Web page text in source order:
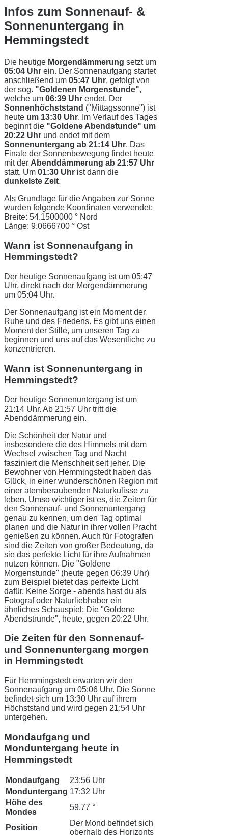
Infos zum Sonnenauf- &
Sonnenuntergang in
Hemmingstedt
Die heutige Morgendämmerung setzt um
05:04 Uhr ein. Der Sonnenaufgang startet
anschließend um 05:47 Uhr, gefolgt von
der sog. "Goldenen Morgenstunde",
welche um 06:39 Uhr endet. Der
Sonnenhöchststand ("Mittagssonne") ist
heute um 13:30 Uhr. Im Verlauf des Tages
beginnt die "Goldene Abendstunde" um
20:22 Uhr und endet mit dem
Sonnenuntergang ab 21:14 Uhr. Das
Finale der Sonnenbewegung findet heute
mit der Abenddämmerung ab 21:57 Uhr
statt. Um 01:30 Uhr ist dann die
dunkelste Zeit.
Als Grundlage für die Angaben zur Sonne
wurden folgende Koordinaten verwendet:
Breite: 54.1500000 ° Nord
Länge: 9.0666700 ° Ost
Wann ist Sonnenaufgang in
Hemmingstedt?
Der heutige Sonnenaufgang ist um 05:47
Uhr, direkt nach der Morgendämmerung
um 05:04 Uhr.
Der Sonnenaufgang ist ein Moment der
Ruhe und des Friedens. Es gibt uns einen
Moment der Stille, um unseren Tag zu
beginnen und uns auf das Wesentliche zu
konzentrieren.
Wann ist Sonnenuntergang in
Hemmingstedt?
Der heutige Sonnenuntergang ist um
21:14 Uhr. Ab 21:57 Uhr tritt die
Abenddämmerung ein.
Die Schönheit der Natur und
insbesondere die des Himmels mit dem
Wechsel zwischen Tag und Nacht
fasziniert die Menschheit seit jeher. Die
Bewohner von Hemmingstedt haben das
Glück, in einer wunderschönen Region mit
einer atemberaubenden Naturkulisse zu
leben. Umso wichtiger ist es, die Zeiten für
den Sonnenauf- und Sonnenuntergang
genau zu kennen, um den Tag optimal
planen und die Natur in ihrer vollen Pracht
genießen zu können. Auch für Fotografen
sind die Zeiten von großer Bedeutung, da
sie das perfekte Licht für ihre Aufnahmen
nutzen können. Die "Goldene
Morgenstunde" (heute gegen 06:39 Uhr)
zum Beispiel bietet das perfekte Licht
dafür. Keine Sorge - abends hast du als
Fotograf oder Naturliebhaber ein
ähnliches Schauspiel: Die "Goldene
Abendstrunde", heute, gegen 20:22 Uhr.
Die Zeiten für den Sonnenauf-
und Sonnenuntergang morgen
in Hemmingstedt
Für Hemmingstedt erwarten wir den
Sonnenaufgang um 05:06 Uhr. Die Sonne
befindet sich um 13:30 Uhr auf ihrem
Höchststand und wird gegen 21:54 Uhr
untergehen.
Mondaufgang und
Monduntergang heute in
Hemmingstedt
Mondaufgang
23:56 Uhr
Monduntergang 17:32 Uhr
Höhe des
Mondes
59.77 °
Position
Der Mond befindet sich
oberhalb des Horizonts